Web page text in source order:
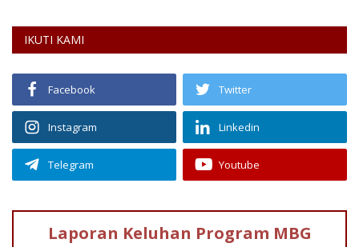
IKUTI KAMI
Facebook Twitter
Instagram Linkedin
Telegram Youtube
Laporan Keluhan Program MBG